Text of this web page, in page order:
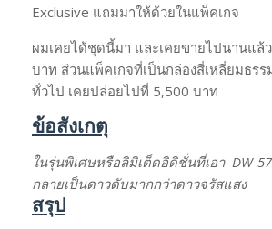
Exclusive แถมมาให้ด้วยในแพ็คเกจ
ผมเคยได้ชุดนี้มา และเคยขายไปนานแล้
บาท ส่วนแพ็คเกจที่เป็นกล่องสี่เหลี่ยมธรร
ทั่วไป เคยปล่อยไปที่ 5,500 บาท
ข้อสังเกตุ
ในรุ่นพิเศษหรือลิมิเต็ดอิดิชั่นที่เอา DW-
กลายเป็นดาวดับมากกว่าดาวจรัสแสง
สรุป